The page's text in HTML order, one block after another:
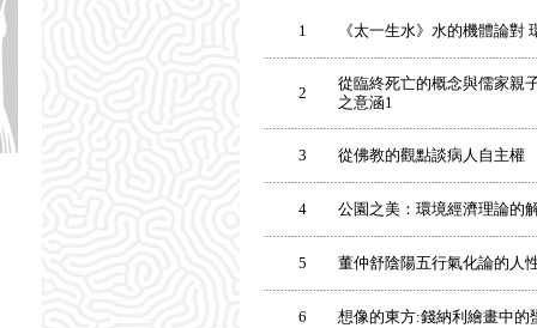
1 《太一生水》水的機體論對
2
從臨終死亡的概念與儒家親
之意涵1
3 從佛教的觀點談病人自主權
4 公園之美：環境經濟理論的
5 董仲舒陰陽五行氣化論的人
6 想像的東方:錢納利繪畫中的